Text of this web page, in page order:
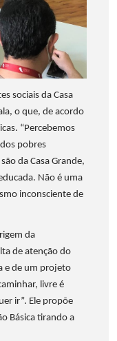
sociais da Casa
o que, de acordo
“Percebemos
pobres
da Casa Grande,
Não é uma
inconsciente de
da
de atenção do
e de um projeto
livre é
ir”. Ele propõe
Básica tirando a